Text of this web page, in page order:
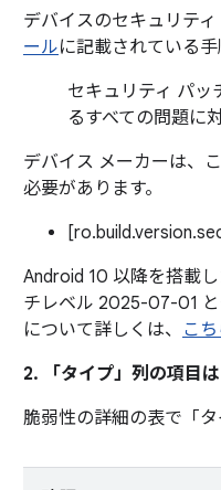
デバイスのセキュリテ
ールに記載されている手
セキュリティ パ
るすべての問題に
デバイス メーカーは、
必要があります。
Android 10 以降を搭載
チレベル 2025-07-01
について詳しくは、 こ
2. 「タイプ」 列の項目
脆弱性の詳細の表で「タ